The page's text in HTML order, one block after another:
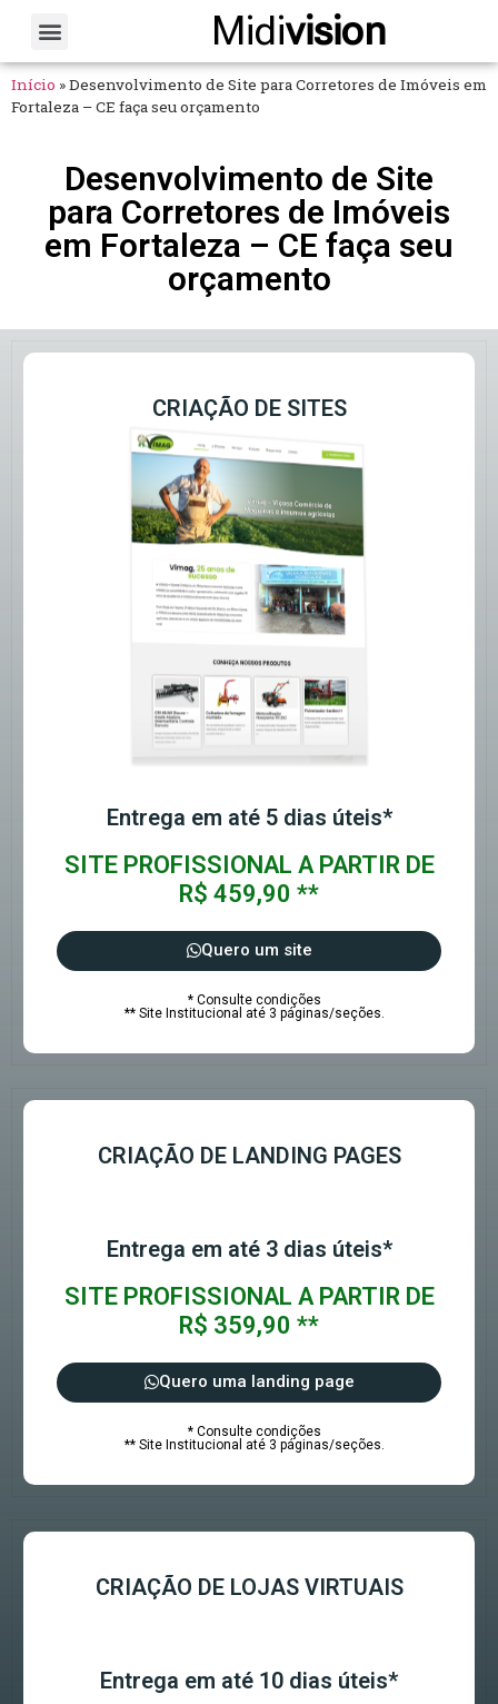
Midivision
Início »Desenvolvimento de Site para Corretores de Imóveis em
Fortaleza – CE faça seu orçamento
Desenvolvimento de Site
para Corretores de Imóveis
em Fortaleza – CE faça seu
orçamento
CRIAÇÃO DE SITES
Entrega em até 5 dias úteis*
SITE PROFISSIONAL A PARTIR DE
R$ 459,90 **
Quero um site
* Consulte condições
** Site Institucional até 3 páginas/seções.
CRIAÇÃO DE LANDING PAGES
Entrega em até 3 dias úteis*
SITE PROFISSIONAL A PARTIR DE
R$ 359,90 **
Quero uma landing page
* Consulte condições
** Site Institucional até 3 páginas/seções.
CRIAÇÃO DE LOJAS VIRTUAIS
Entrega em até 10 dias úteis*